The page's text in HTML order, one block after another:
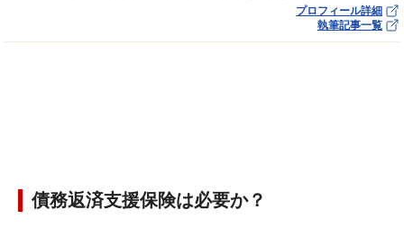
プロフィール詳細
執筆記事一覧
債務返済支援保険は必要か？